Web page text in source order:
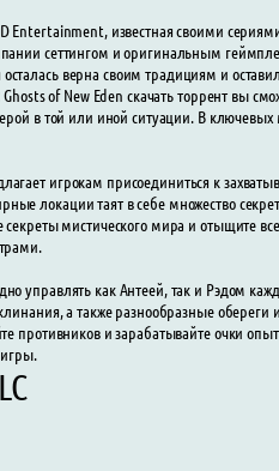
Entertainment, известная своими
сеттингом и оригинальным
верна своим традициям и
of New Eden скачать торрент вы
в той или иной ситуации. В
игрокам присоединиться к
локации таят в себе множество
секреты мистического мира и отыщите
управлять как Антеей, так и Рэдом
а также разнообразные
противников и зарабатывайте очки